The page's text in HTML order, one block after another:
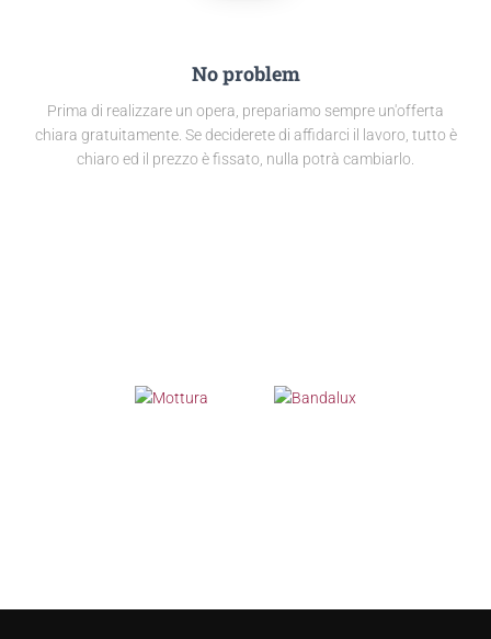
No problem
Prima di realizzare un opera, prepariamo sempre un'offerta
chiara gratuitamente. Se deciderete di affidarci il lavoro, tutto è
chiaro ed il prezzo è fissato, nulla potrà cambiarlo.